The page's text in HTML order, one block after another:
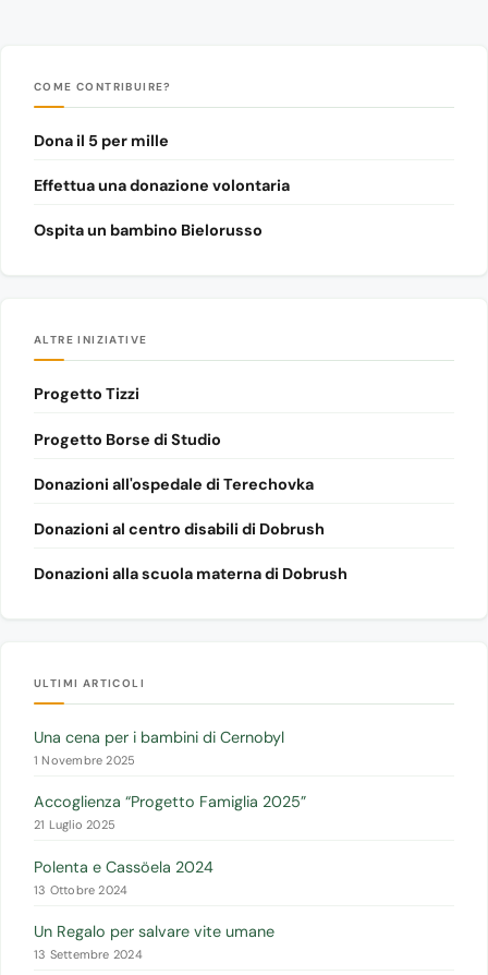
COME CONTRIBUIRE?
Dona il 5 per mille
Effettua una donazione volontaria
Ospita un bambino Bielorusso
ALTRE INIZIATIVE
Progetto Tizzi
Progetto Borse di Studio
Donazioni all'ospedale di Terechovka
Donazioni al centro disabili di Dobrush
Donazioni alla scuola materna di Dobrush
ULTIMI ARTICOLI
Una cena per i bambini di Cernobyl
1 Novembre 2025
Accoglienza “Progetto Famiglia 2025”
21 Luglio 2025
Polenta e Cassöela 2024
13 Ottobre 2024
Un Regalo per salvare vite umane
13 Settembre 2024